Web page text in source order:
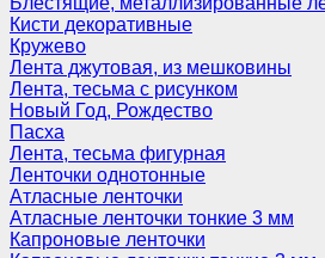
Кисти декоративные
Кружево
Лента джутовая, из мешковины
Лента, тесьма с рисунком
Новый Год, Рождество
Пасха
Лента, тесьма фигурная
Ленточки однотонные
Атласные ленточки
Атласные ленточки тонкие 3 мм
Капроновые ленточки